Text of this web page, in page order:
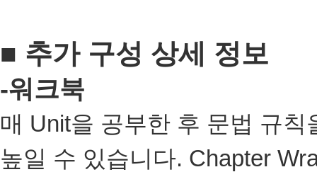
■ 추가 구성 상세 정보
-워크북
매 Unit을 공부한 후 문법 규
높일 수 있습니다. Chapter